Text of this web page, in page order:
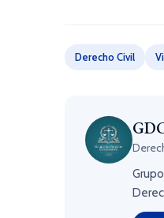
Derecho Civil